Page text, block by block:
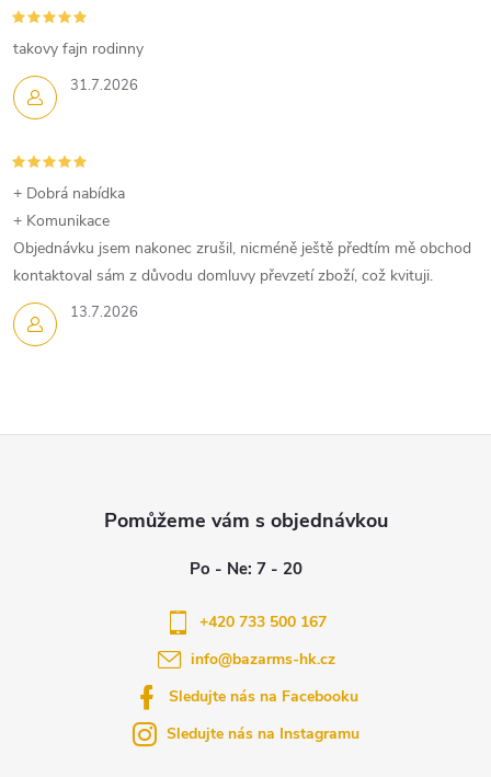
31.7.2026
takovy fajn rodinny
13.7.2026
+ Dobrá nabídka
+ Komunikace
Objednávku jsem nakonec zrušil, nicméně ještě předtím mě obchod
kontaktoval sám z důvodu domluvy převzetí zboží, což kvituji.
info@bazarms-hk.cz
+420 733 500 167
Sledujte nás na Facebooku
Sledujte nás na Instagramu